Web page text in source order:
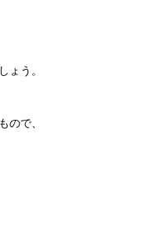
ょう。
ので、